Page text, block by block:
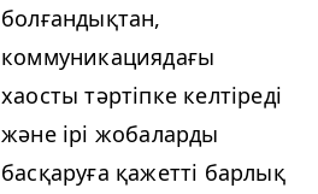
болғандықтан,
коммуникациядағы
хаосты тәртіпке келтіреді
және ірі жобаларды
басқаруға қажетті барлық